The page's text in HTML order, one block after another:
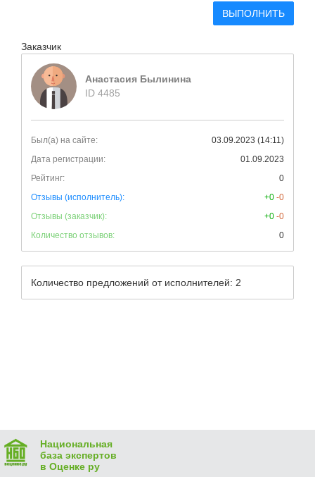
ВЫПОЛНИТЬ
Заказчик
Анастасия Былинина
ID 4485
Был(а) на сайте:
03.09.2023 (14:11)
Дата регистрации:
01.09.2023
Рейтинг:
0
Отзывы (исполнитель):
+0 -0
Отзывы (заказчик):
+0 -0
Количество отзывов:
0
Количество предложений от исполнителей: 2
Национальная
база экспертов
в Оценке ру